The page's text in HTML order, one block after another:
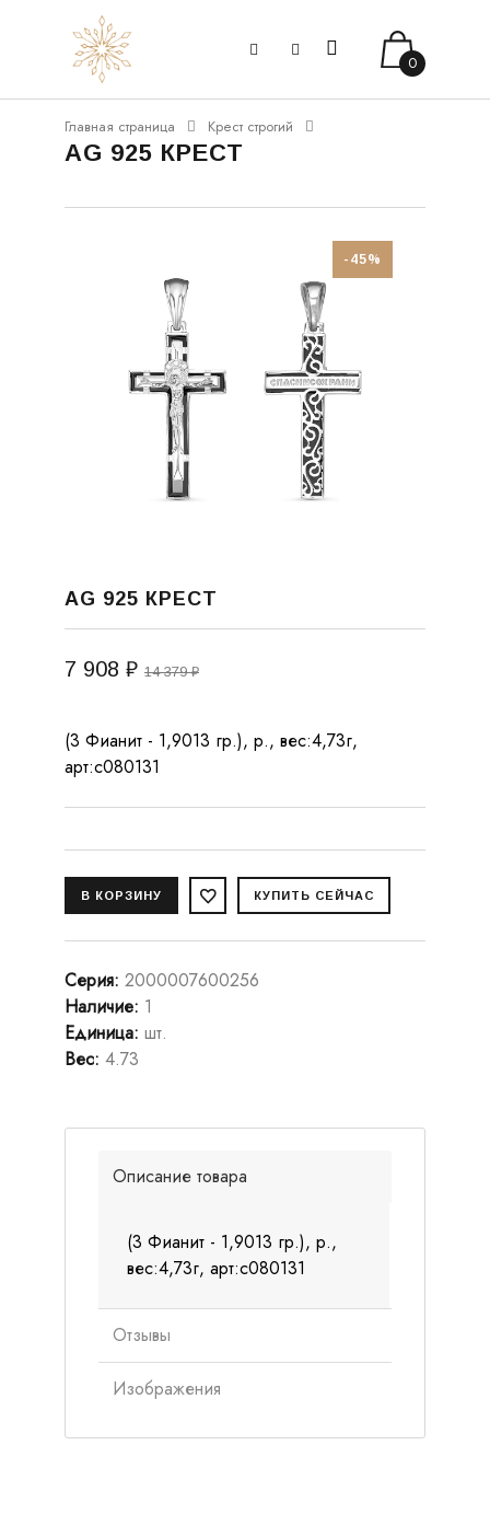
0
Главная страница Крест строгий
AG 925 КРЕСТ
-45%
AG 925 КРЕСТ
7 908 ₽ 14 379 ₽
(3 Фианит - 1,9013 гр.), р., вес:4,73г,
арт:с080131
Серия: 2000007600256
Наличие: 1
Единица: шт.
Вес: 4.73
Описание товара
(3 Фианит - 1,9013 гр.), р.,
вес:4,73г, арт:с080131
Отзывы
Изображения